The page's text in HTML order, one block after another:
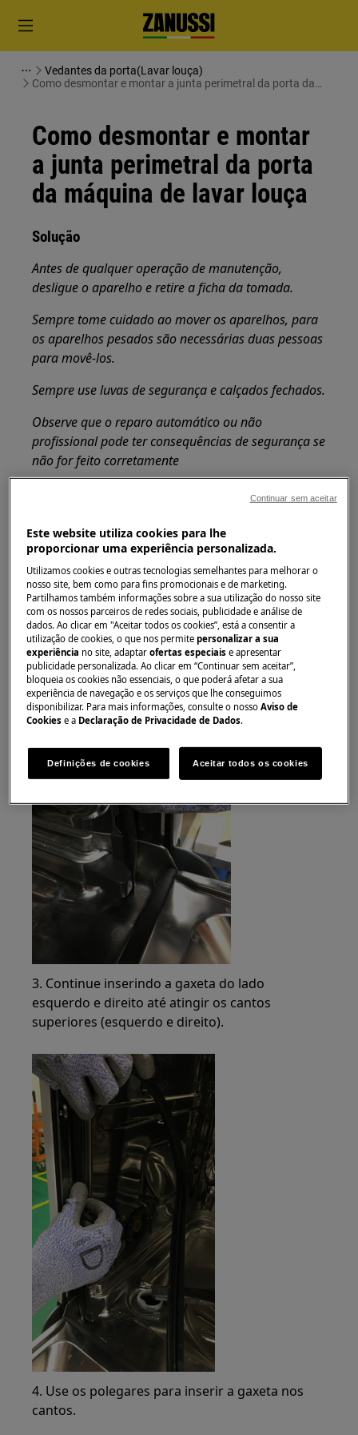
Vedantes da porta(Lavar louça)
Como desmontar e montar a junta perimetral da porta da
Como desmontar e montar
a junta perimetral da porta
da máquina de lavar louça
Solução
Antes de qualquer operação de manutenção,
desligue o aparelho e retire a ficha da tomada.
Sempre tome cuidado ao mover os aparelhos, para
os aparelhos pesados são necessárias duas pessoas
para movê-los.
Sempre use luvas de segurança e calçados fechados.
Observe que o reparo automático ou não
profissional pode ter consequências de segurança se
não for feito corretamente
Como desmontar e montar a junta perimetral
1. Puxe cuidadosamente a gaxeta pela borda
inferior para retirá-la do soquete e continue até
que toda a gaxeta seja removida.
2. Comece inserindo a nova gaxeta pelas bordas
inferiores (lado esquerdo e direito). Certifique-
se de que esteja pressionado dentro do
soquete.
3. Continue inserindo a gaxeta do lado
esquerdo e direito até atingir os cantos
superiores (esquerdo e direito).
4. Use os polegares para inserir a gaxeta nos
cantos.
Este website utiliza cookies para lhe
proporcionar uma experiência personalizada.
Utilizamos cookies e outras tecnologias semelhantes para melhorar o
nosso site, bem como para fins promocionais e de marketing.
Partilhamos também informações sobre a sua utilização do nosso site
com os nossos parceiros de redes sociais, publicidade e análise de
dados. Ao clicar em "Aceitar todos os cookies”, está a consentir a
utilização de cookies, o que nos permitepersonalizar a sua
experiência no site, adaptarofertas especiaise apresentar
publicidade personalizada. Ao clicar em “Continuar sem aceitar”,
bloqueia os cookies não essenciais, o que poderá afetar a sua
experiência de navegação e os serviços que lhe conseguimos
disponibilizar. Para mais informações, consulte o nossoAviso de
Cookies e a Declaração de Privacidade de Dados.
Definições de cookies Aceitar todos os cookies
Continuar sem aceitar